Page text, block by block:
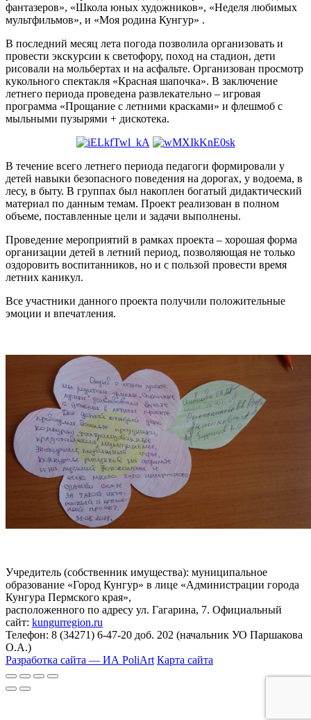
фантазеров», «Школа юных художников», «Неделя любимых
мультфильмов», и «Моя родина Кунгур» .
В последний месяц лета погода позволила организовать и
провести экскурсии к светофору, поход на стадион, дети
рисовали на мольбертах и на асфальте. Организован просмотр
кукольного спектакля «Красная шапочка». В заключение
летнего периода проведена развлекательно – игровая
программа «Прощание с летними красками» и флешмоб с
мыльными пузырями + дискотека.
В течение всего летнего периода педагоги формировали у
детей навыки безопасного поведения на дорогах, у водоема, в
лесу, в быту. В группах был накоплен богатый дидактический
материал по данным темам. Проект реализован в полном
объеме, поставленные цели и задачи выполнены.
Проведение мероприятий в рамках проекта – хорошая форма
организации детей в летний период, позволяющая не только
оздоровить воспитанников, но и с пользой провести время
летних каникул.
Все участники данного проекта получили положительные
эмоции и впечатления.
Учредитель (собственник имущества): муниципальное
образование «Город Кунгур» в лице «Администрации города
Кунгура Пермского края»,
расположенного по адресу ул. Гагарина, 7. Официальный
сайт: kungurregion.ru
Телефон: 8 (34271) 6-47-20 доб. 202 (начальник УО Паршакова
О.А.)
Разработка сайта — ИА PoliArt Карта сайта